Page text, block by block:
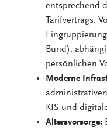
entsprechend
Tarifvertrags.
Bund),
persönlichen
Moderne
KIS und
Altersvorsorge: